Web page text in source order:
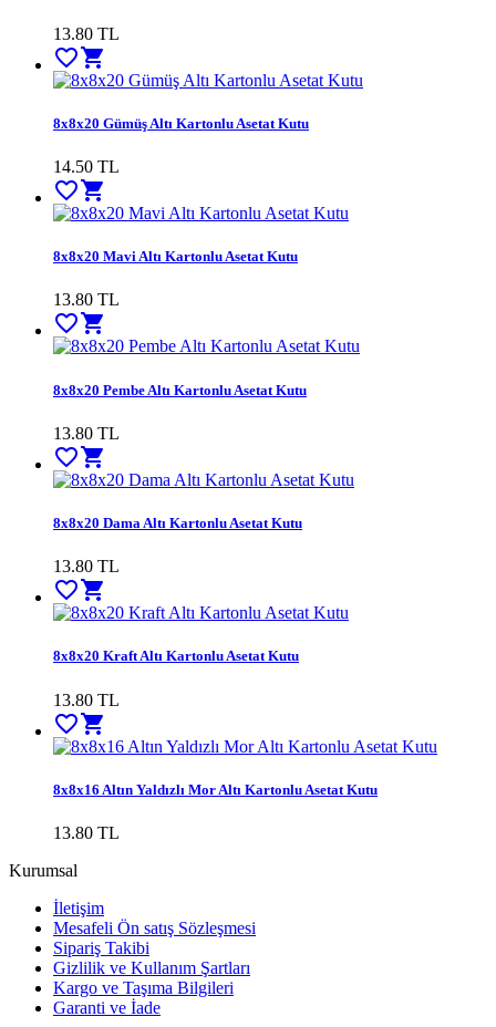
13.80 TL
favorite_bordershopping_cart
8x8x20 Gümüş Altı Kartonlu Asetat Kutu
14.50 TL
favorite_bordershopping_cart
8x8x20 Mavi Altı Kartonlu Asetat Kutu
13.80 TL
favorite_border shopping_cart
8x8x20 Pembe Altı Kartonlu Asetat Kutu
13.80 TL
favorite_bordershopping_cart
8x8x20 Dama Altı Kartonlu Asetat Kutu
13.80 TL
favorite_bordershopping_cart
8x8x20 Kraft Altı Kartonlu Asetat Kutu
13.80 TL
favorite_bordershopping_cart
8x8x16 Altın Yaldızlı Mor Altı Kartonlu Asetat Kutu
13.80 TL
Kurumsal
İletişim
Mesafeli Ön satış Sözleşmesi
Sipariş Takibi
Gizlilik ve Kullanım Şartları
Kargo ve Taşıma Bilgileri
Garanti ve İade